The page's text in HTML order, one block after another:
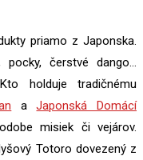
priamo z Japonska.
pocky, čerstvé dango…
holduje tradičnému
aJaponská Domácí
misiek či vejárov.
Totoro dovezený z